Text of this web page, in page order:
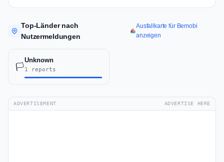
Top-Länder nach
Nutzermeldungen
Ausfallkarte für Bemobi
anzeigen
🏳️
Unknown
1 reports
ADVERTISEMENT ADVERTISE HERE